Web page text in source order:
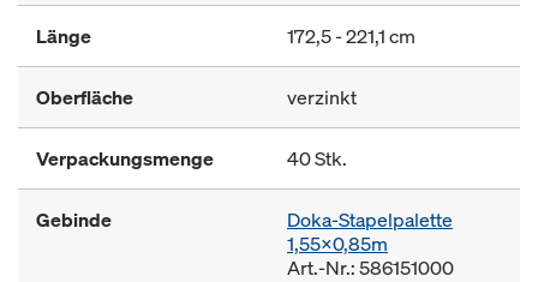
Länge 172,5 - 221,1 cm
Oberfläche verzinkt
Verpackungsmenge 40 Stk.
Gebinde
Doka-Stapelpalette
1,55x0,85m
Art.-Nr.: 586151000